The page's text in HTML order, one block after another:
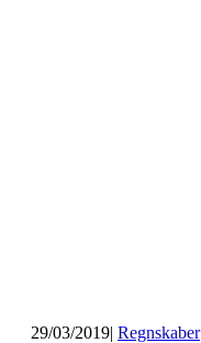
29/03/2019| Regnskaber